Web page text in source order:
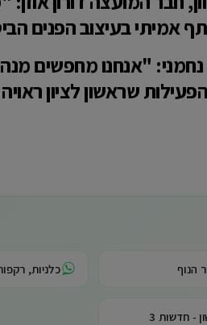
אמיתי בעיצוב הפנים
"אנחנו מחפשים
שראשון לציון
הנוף כלניות,
- חדשות 3